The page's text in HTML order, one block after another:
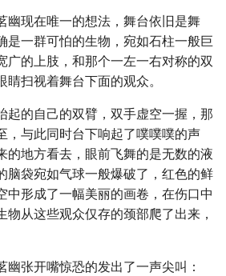
幽现在唯一的想法，舞台依旧是舞
是一群可怕的生物，宛如石柱一般巨
广的上肢，和那个一左一右对称的双
扫视着舞台下面的观众。
起的自己的双臂，双手虚空一握，那
，与此同时台下响起了噗噗噗的声
的地方看去，眼前飞舞的是无数的液
脑袋宛如气球一般爆破了，红色的鲜
中形成了一幅美丽的画卷，在伤口中
物从这些观众仅存的颈部爬了出来，
幽张开嘴惊恐的发出了一声尖叫：